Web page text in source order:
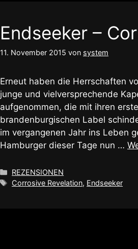
Endseeker –
11. November 2015 von system
Erneut haben die Herrschaften
junge und vielversprechende
aufgenommen, die mit ihren
brandenburgischen Label
im vergangenen Jahr ins Leben
Hamburger dieser Tage nun …
Kategorien
REZENSIONEN
Schlagwörter
Corrosive Revelation, Endseeker